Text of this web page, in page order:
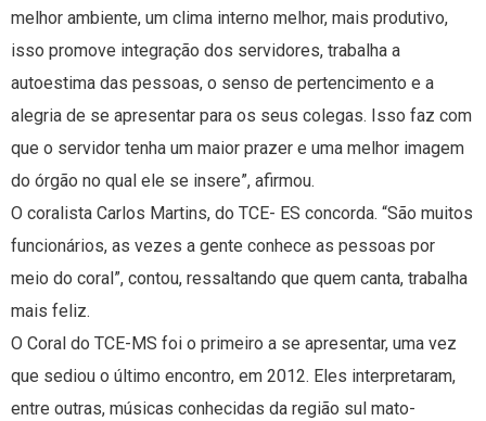
melhor ambiente, um clima interno melhor, mais produtivo,
isso promove integração dos servidores, trabalha a
autoestima das pessoas, o senso de pertencimento e a
alegria de se apresentar para os seus colegas. Isso faz com
que o servidor tenha um maior prazer e uma melhor imagem
do órgão no qual ele se insere”, afirmou.
O coralista Carlos Martins, do TCE- ES concorda. “São muitos
funcionários, as vezes a gente conhece as pessoas por
meio do coral”, contou, ressaltando que quem canta, trabalha
mais feliz.
O Coral do TCE-MS foi o primeiro a se apresentar, uma vez
que sediou o último encontro, em 2012. Eles interpretaram,
entre outras, músicas conhecidas da região sul mato-